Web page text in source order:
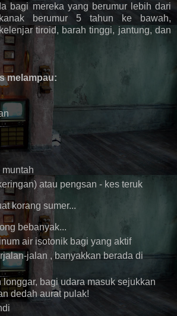
bagi mereka yang berumur lebih dari
berumur 5 tahun ke bawah,
tiroid, barah tinggi, jantung, dan
melampau:
muntah
atau pengsan - kes teruk
korang sumer...
bebanyak...
air isotonik bagi yang aktif
jalan , banyakkan berada di
longgar, bagi udara masuk sejukkan
dedah aurat pulak!